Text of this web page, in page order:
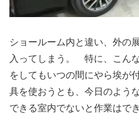
ショールーム内と違い、外の
入ってしまう。 特に、こん
をしてもいつの間にやら埃
具を使おうとも、今日のよう
できる室内でないと作業はで